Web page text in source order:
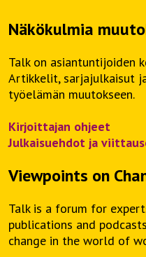
Näkökulmia
Talk on asiantuntijoiden
Artikkelit, sarjajulkaisut
työelämän muutokseen.
Kirjoittajan ohjeet
Julkaisuehdot ja
Viewpoints on
Talk is a forum for
publications and
change in the world of